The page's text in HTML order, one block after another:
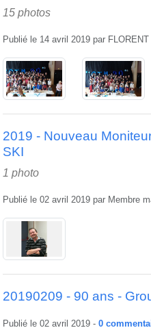
15 photos
Publié le 14 avril 2019 par
2019 - Nouveau
SKI
1 photo
Publié le 02 avril 2019 par Membre
20190209 - 90 ans -
Publié le 02 avril 2019 - 0